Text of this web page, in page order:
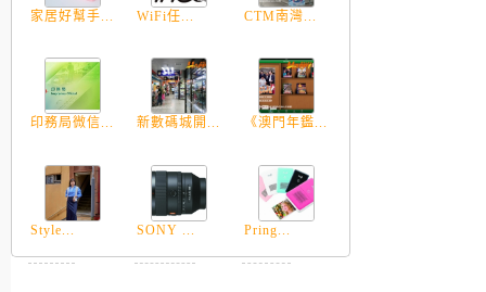
家居好幫手... WiFi任... CTM南灣...
印務局微信... 新數碼城開... 《澳門年鑑...
Style... SONY ... Pring...